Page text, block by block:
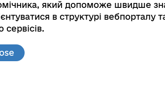
for energosaving and
for energosaving and
який допоможе швидше
в структурі вебпорталу